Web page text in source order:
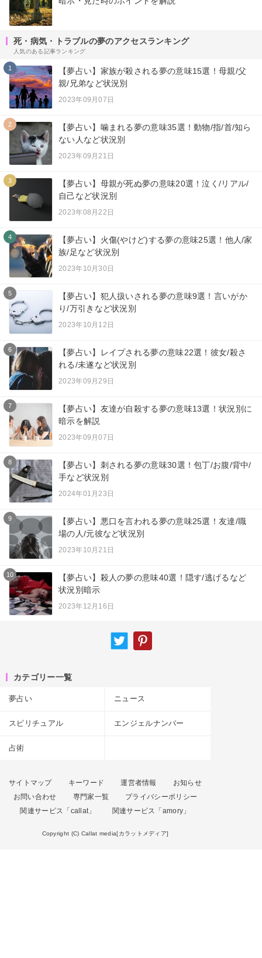
死・病気・トラブルの夢のアクセスランキング
人気のある記事ランキング
1
【夢占い】家族が殺される夢の意味15選！母親/父
親/兄弟など状況別
2023年09月07日
2
【夢占い】噛まれる夢の意味35選！動物/指/首/知ら
ない人など状況別
2023年09月21日
3
【夢占い】母親が死ぬ夢の意味20選！泣く/リアル/
自己など状況別
2023年08月22日
4
【夢占い】火傷(やけど)する夢の意味25選！他人/家
族/足など状況別
2023年10月30日
5
【夢占い】犯人扱いされる夢の意味9選！言いがか
り/万引きなど状況別
2023年10月12日
6
【夢占い】レイプされる夢の意味22選！彼女/殺さ
れる/未遂など状況別
2023年09月29日
7
【夢占い】友達が自殺する夢の意味13選！状況別に
暗示を解説
2023年09月07日
8
【夢占い】刺される夢の意味30選！包丁/お腹/背中/
手など状況別
2024年01月23日
9
【夢占い】悪口を言われる夢の意味25選！友達/職
場の人/元彼など状況別
2023年10月21日
10
【夢占い】殺人の夢の意味40選！隠す/逃げるなど
状況別暗示
2023年12月16日
カテゴリー一覧
夢占い ニュース
スピリチュアル エンジェルナンバー
占術
サイトマップ キーワード 運営者情報
お知らせ
お問い合わせ
専門家一覧
プライバシーポリシー
関連サービス「callat」
関連サービス「amory」
Copyright (C) Callat media[カラットメディア]